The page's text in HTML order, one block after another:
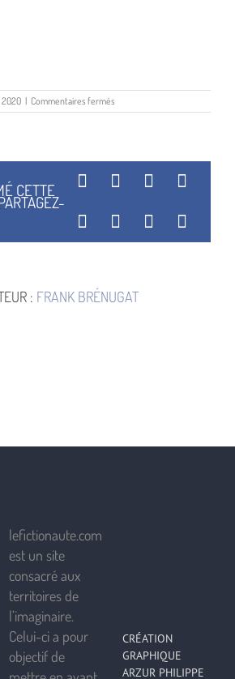
2020 | Commentaires ferméssur
Hub
CETTE Facebook
X Reddit
WhatsApp
TumblrPinterest
Vk
: FRANK BRÉNUGAT
lefictionaute.com
est un site
consacré aux
territoires de
l’imaginaire.
Celui-ci a pour
objectif de
CRÉATION
GRAPHIQUE
ARZUR PHILIPPE